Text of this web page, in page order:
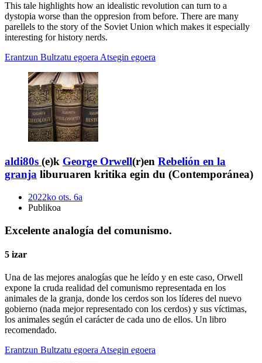
This tale highlights how an idealistic revolution can turn to a
dystopia worse than the oppresion from before. There are many
parellels to the story of the Soviet Union which makes it especially
interesting for history nerds.
Erantzun Bultzatu egoeraAtsegin egoera
aldi80s (e)k George Orwell(r)en Rebelión en la
granja liburuaren kritika egin du (Contemporánea)
2022ko ots. 6a
Publikoa
Excelente analogía del comunismo.
5 izar
Una de las mejores analogías que he leído y en este caso, Orwell
expone la cruda realidad del comunismo representada en los
animales de la granja, donde los cerdos son los líderes del nuevo
gobierno (nada mejor representado con los cerdos) y sus víctimas,
los animales según el carácter de cada uno de ellos. Un libro
recomendado.
Erantzun Bultzatu egoera Atsegin egoera